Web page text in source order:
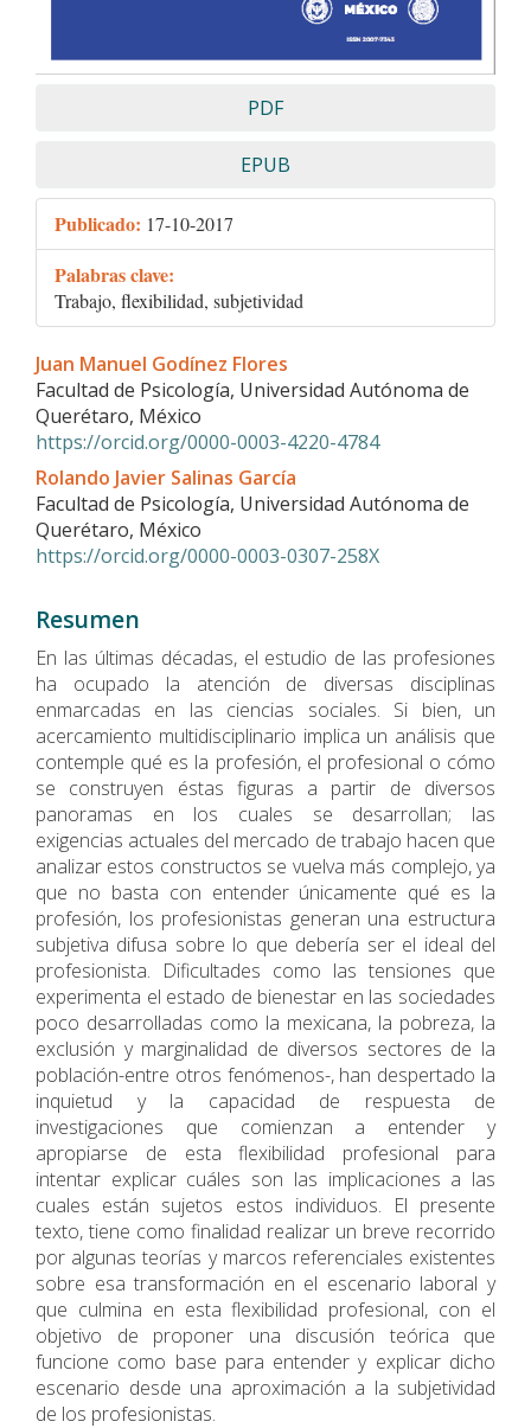
PDF
EPUB
Publicado: 17-10-2017
Palabras clave:
Trabajo, flexibilidad, subjetividad
Contenido
principal
del
artículo
Juan Manuel Godínez Flores
Facultad de Psicología, Universidad Autónoma de
Querétaro, México
https://orcid.org/0000-0003-4220-4784
Rolando Javier Salinas García
Facultad de Psicología, Universidad Autónoma de
Querétaro, México
https://orcid.org/0000-0003-0307-258X
Resumen
En las últimas décadas, el estudio de las profesiones
ha ocupado la atención de diversas disciplinas
enmarcadas en las ciencias sociales. Si bien, un
acercamiento multidisciplinario implica un análisis que
contemple qué es la profesión, el profesional o cómo
se construyen éstas figuras a partir de diversos
panoramas en los cuales se desarrollan; las
exigencias actuales del mercado de trabajo hacen que
analizar estos constructos se vuelva más complejo, ya
que no basta con entender únicamente qué es la
profesión, los profesionistas generan una estructura
subjetiva difusa sobre lo que debería ser el ideal del
profesionista. Dificultades como las tensiones que
experimenta el estado de bienestar en las sociedades
poco desarrolladas como la mexicana, la pobreza, la
exclusión y marginalidad de diversos sectores de la
población-entre otros fenómenos-, han despertado la
inquietud y la capacidad de respuesta de
investigaciones que comienzan a entender y
apropiarse de esta flexibilidad profesional para
intentar explicar cuáles son las implicaciones a las
cuales están sujetos estos individuos. El presente
texto, tiene como finalidad realizar un breve recorrido
por algunas teorías y marcos referenciales existentes
sobre esa transformación en el escenario laboral y
que culmina en esta flexibilidad profesional, con el
objetivo de proponer una discusión teórica que
funcione como base para entender y explicar dicho
escenario desde una aproximación a la subjetividad
de los profesionistas.